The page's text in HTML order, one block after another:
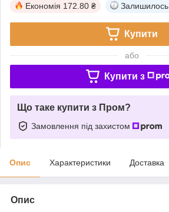
Економія 172.80 ₴ Залишилось
Купити
або
Купити з
Що таке купити з Пром?
Замовлення під захистом
Опис Характеристики Доставка
Опис